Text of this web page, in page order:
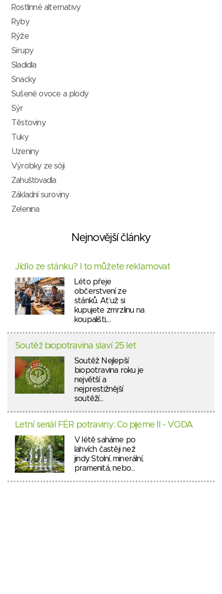
Rostlinné alternativy
Ryby
Rýže
Sirupy
Sladidla
Snacky
Sušené ovoce a plody
Sýr
Těstoviny
Tuky
Uzeniny
Výrobky ze sóji
Zahušťovadla
Základní suroviny
Zelenina
Nejnovější články
Jídlo ze stánku? I to můžete reklamovat
Léto přeje
občerstvení ze
stánků. Ať už si
kupujete zmrzlinu na
koupališti,…
Soutěž biopotravina slaví 25 let
Soutěž Nejlepší
biopotravina roku je
největší a
nejprestižnější
soutěží…
Letní seriál FÉR potraviny: Co pijeme II - VODA
V létě saháme po
lahvích častěji než
jindy. Stolní, minerální,
pramenitá, nebo…